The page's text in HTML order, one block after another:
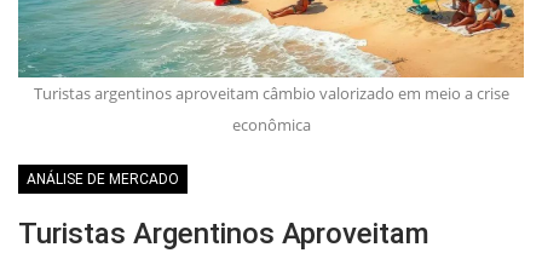
Turistas argentinos aproveitam câmbio valorizado em meio a crise
econômica
ANÁLISE DE MERCADO
Turistas Argentinos Aproveitam